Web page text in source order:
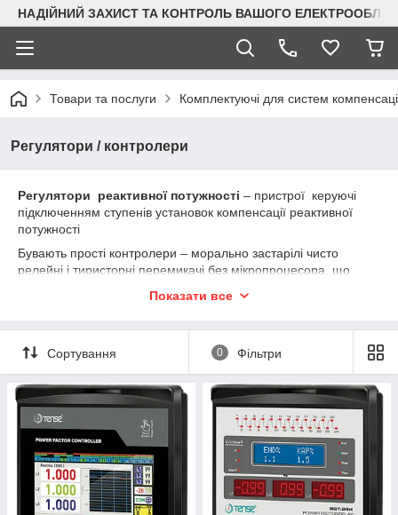
НАДІЙНИЙ ЗАХИСТ ТА КОНТРОЛЬ ВАШОГО
Товари та послуги Комплектуючі для систем
Регулятори / контролери
Регулятори реактивної потужності – пристрої керуючі
підключенням ступенів установок компенсації реактивної
потужності
Бувають прості контролери – морально застарілі чисто
релейні і тиристорні перемикачі без мікропроцесора, що
переході напруги через нуль і працюють у парі з ПЛК вищого
Ми ж пропонуємо більш складні та прогресивні
контролери виробництва ТЕНСЕ (Туреччина)
мають мікропроцесор, що обробляє вхідні сигнали від
датчиків, трансформаторів струму, напруги, що розраховує
миттєві значення потужності, реактивної, активної складової,
коефіцієнти гармонічних спотворень, потужність гармонік і т.д.
, що аналізує дані за допомогою адаптивних методів
прогнозування і формує керуючі сигнали на підключення або
відключення ступеня конденсаторної установки
Показати все
Сортування 0 Фільтри